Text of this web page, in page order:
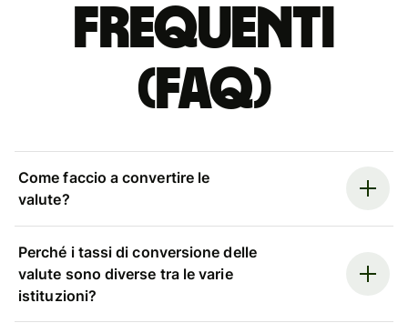
Frequenti
(FAQ)
Come faccio a convertire le
valute?
Perché i tassi di conversione delle
valute sono diverse tra le varie
istituzioni?